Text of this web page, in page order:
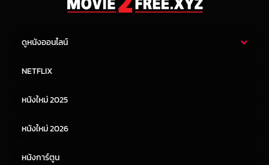
ดูหนังออนไลน์
หนังจีน
NETFLIX
หนังใหม่ 2025
หนังใหม่ 2026
หนังการ์ตูน